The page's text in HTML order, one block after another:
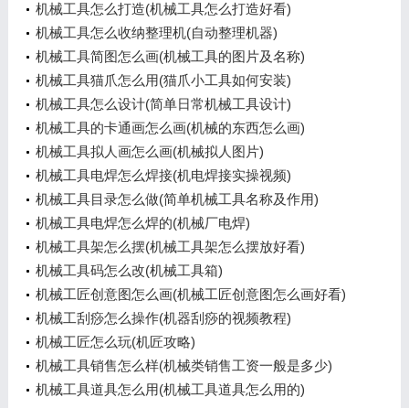
机械工具怎么打造(机械工具怎么打造好看)
机械工具怎么收纳整理机(自动整理机器)
机械工具简图怎么画(机械工具的图片及名称)
机械工具猫爪怎么用(猫爪小工具如何安装)
机械工具怎么设计(简单日常机械工具设计)
机械工具的卡通画怎么画(机械的东西怎么画)
机械工具拟人画怎么画(机械拟人图片)
机械工具电焊怎么焊接(机电焊接实操视频)
机械工具目录怎么做(简单机械工具名称及作用)
机械工具电焊怎么焊的(机械厂电焊)
机械工具架怎么摆(机械工具架怎么摆放好看)
机械工具码怎么改(机械工具箱)
机械工匠创意图怎么画(机械工匠创意图怎么画好看)
机械工刮痧怎么操作(机器刮痧的视频教程)
机械工匠怎么玩(机匠攻略)
机械工具销售怎么样(机械类销售工资一般是多少)
机械工具道具怎么用(机械工具道具怎么用的)